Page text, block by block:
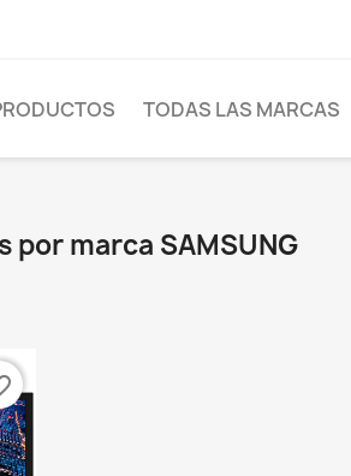
TODAS LAS MARCAS
marca SAMSUNG